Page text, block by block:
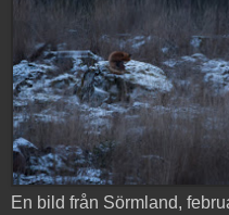
En bild från Sörmland,